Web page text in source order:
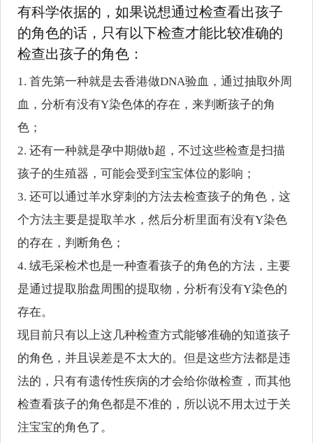
有科学依据的，如果说想通过检查看出孩子
的角色的话，只有以下检查才能比较准确的
检查出孩子的角色：
1. 首先第一种就是去香港做DNA验血，通过抽取外周
血，分析有没有Y染色体的存在，来判断孩子的角
色；
2. 还有一种就是孕中期做b超，不过这些检查是扫描
孩子的生殖器，可能会受到宝宝体位的影响；
3. 还可以通过羊水穿刺的方法去检查孩子的角色，这
个方法主要是提取羊水，然后分析里面有没有Y染色
的存在，判断角色；
4. 绒毛采检术也是一种查看孩子的角色的方法，主要
是通过提取胎盘周围的提取物，分析有没有Y染色的
存在。
现目前只有以上这几种检查方式能够准确的知道孩子
的角色，并且误差是不太大的。但是这些方法都是违
法的，只有有遗传性疾病的才会给你做检查，而其他
检查看孩子的角色都是不准的，所以说不用太过于关
注宝宝的角色了。